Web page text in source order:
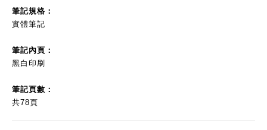
筆記規格：
實體筆記
筆記內頁：
黑白印刷
筆記頁數：
共78頁